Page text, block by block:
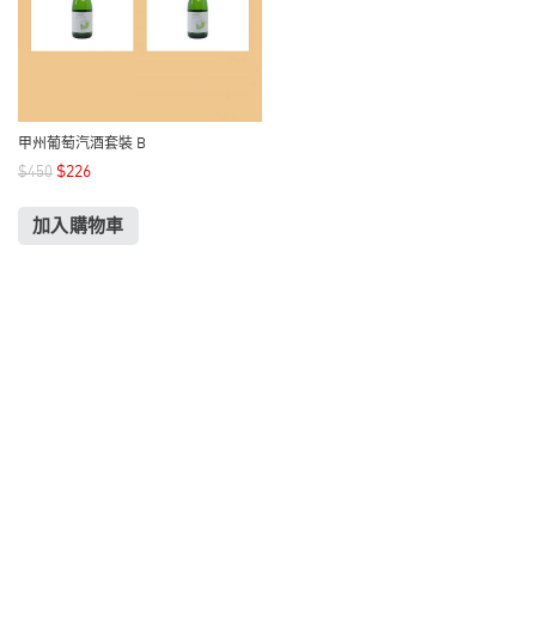
甲州葡萄汽酒套裝 B
$450 $226
加入購物車